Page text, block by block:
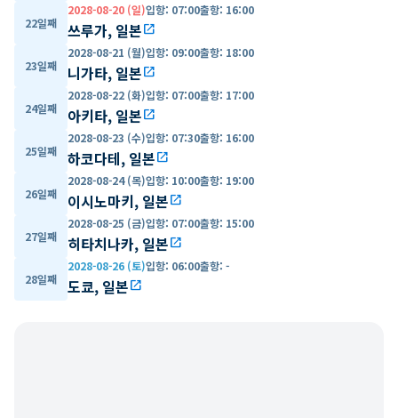
22일째
2028-08-20 (일)입항: 07:00출항: 16:00
쓰루가, 일본open_in_new
23일째
2028-08-21 (월)입항: 09:00출항: 18:00
니가타, 일본open_in_new
24일째
2028-08-22 (화)입항: 07:00출항: 17:00
아키타, 일본open_in_new
25일째
2028-08-23 (수)입항: 07:30출항: 16:00
하코다테, 일본open_in_new
26일째
2028-08-24 (목)입항: 10:00출항: 19:00
이시노마키, 일본open_in_new
27일째
2028-08-25 (금)입항: 07:00출항: 15:00
히타치나카, 일본open_in_new
28일째
2028-08-26 (토)입항: 06:00출항: -
도쿄, 일본open_in_new